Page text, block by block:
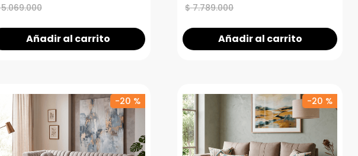
5.069.000
Añadir al carrito
$ 7.789.000
Añadir al carrito
-20 % -20 %